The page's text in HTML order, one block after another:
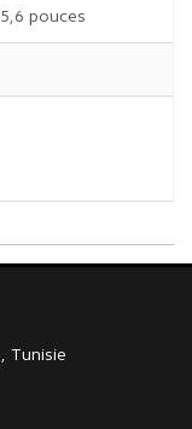
pouces
Tunisie